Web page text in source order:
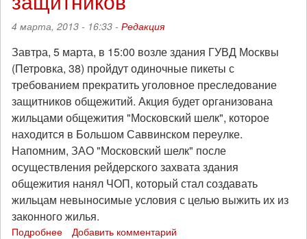
апреля
4 марта, 2013 - 16:33 - Редакция
Завтра, 5 марта, в 15:00 возле здания ГУВД Москвы
(Петровка, 38) пройдут одиночные пикеты с
требованием прекратить уголовное преследование
защитников общежитий. Акция будет организована
жильцами общежития "Московский шелк", которое
находится в Большом Саввинском переулке.
Напомним, ЗАО "Московский шелк" после
осуществления рейдерского захвата здания
общежития нанял ЧОП, который стал создавать
жильцам невыносимые условия с целью выжить их из
законного жилья.
Подробнее Добавить комментарий